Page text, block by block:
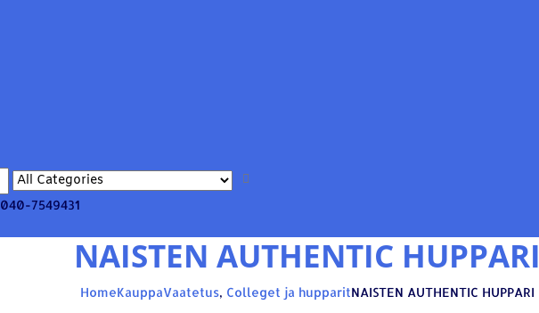
040-7549431
NAISTEN AUTHENTIC HUPPARI
HomeKauppaVaatetus, Colleget ja hupparitNAISTEN AUTHENTIC HUPPARI